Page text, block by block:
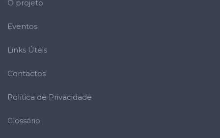
O projeto
Eventos
Links Úteis
Contactos
Política de Privacidade
Glossário